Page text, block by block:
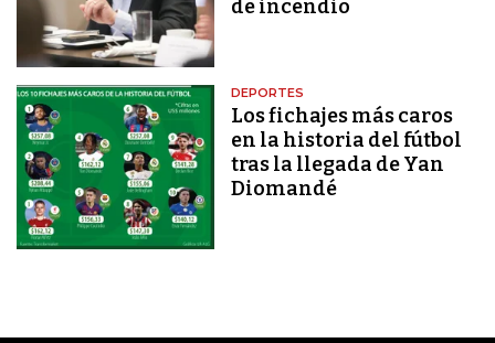
de incendio
DEPORTES
Los fichajes más caros
en la historia del fútbol
tras la llegada de Yan
Diomandé